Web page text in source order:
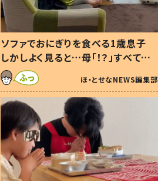
ソファでおにぎりを食べる1歳息子
しかしよく見ると…母「！？」すべてを
察した母の投稿に「可愛いから許
す！」「現行犯〜」
ほ・とせなNEWS編集部